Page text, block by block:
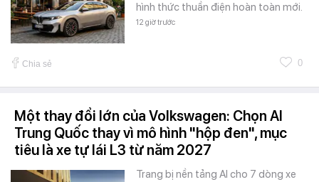
hình thức thuần điện hoàn toàn mới.
12 giờ trước
Chia sẻ 0
Một thay đổi lớn của Volkswagen: Chọn AI
Trung Quốc thay vì mô hình "hộp đen", mục
tiêu là xe tự lái L3 từ năm 2027
Trang bị nền tảng AI cho 7 dòng xe